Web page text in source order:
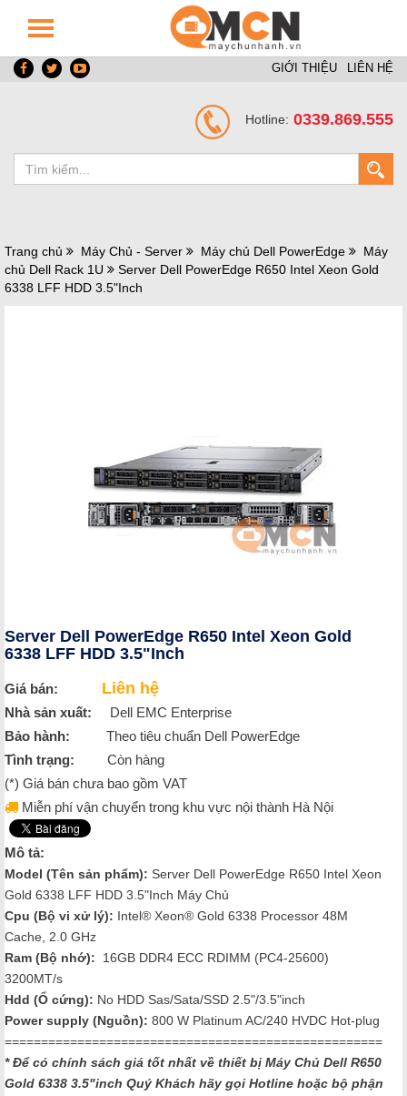
GIỚI THIỆU LIÊN HỆ
Hotline: 0339.869.555
Trang chủ Máy Chủ - Server Máy chủ Dell PowerEdge
Máy
chủ Dell Rack 1U
Server Dell PowerEdge R650 Intel Xeon Gold
6338 LFF HDD 3.5"Inch
Server Dell PowerEdge R650 Intel Xeon Gold
6338 LFF HDD 3.5"Inch
Giá bán: Liên hệ
Nhà sản xuất: Dell EMC Enterprise
Bảo hành: Theo tiêu chuẩn Dell PowerEdge
Tình trạng: Còn hàng
(*) Giá bán chưa bao gồm VAT
Miễn phí vận chuyển trong khu vực nội thành Hà Nội
Mô tả:
Model (Tên sản phẩm): Server Dell PowerEdge R650 Intel Xeon
Gold 6338 LFF HDD 3.5"Inch Máy Chủ
Cpu (Bộ vi xử lý): Intel® Xeon® Gold 6338 Processor 48M
Cache, 2.0 GHz
Ram (Bộ nhớ): 16GB DDR4 ECC RDIMM (PC4-25600)
3200MT/s
Hdd (Ổ cứng): No HDD Sas/Sata/SSD 2.5"/3.5"inch
Power supply (Nguồn): 800 W Platinum AC/240 HVDC Hot-plug
====================================================
* Để có chính sách giá tốt nhất về thiết bị Máy Chủ Dell R650
Gold 6338 3.5"inch Quý Khách hãy gọi Hotline hoặc bộ phận